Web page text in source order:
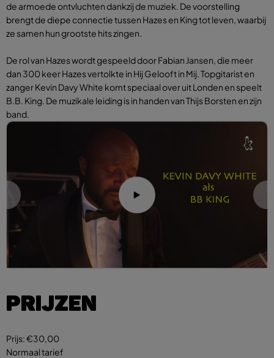
de armoede ontvluchten dankzij de muziek. De voorstelling
brengt de diepe connectie tussen Hazes en King tot leven, waarbij
ze samen hun grootste hits zingen.
De rol van Hazes wordt gespeeld door Fabian Jansen, die meer
dan 300 keer Hazes vertolkte in Hij Gelooft in Mij. Topgitarist en
zanger Kevin Davy White komt speciaal over uit Londen en speelt
B.B. King. De muzikale leiding is in handen van Thijs Borsten en zijn
band.
PRIJZEN
Prijs:€30,00
Normaal tarief